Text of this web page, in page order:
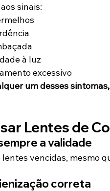
sinais:
à luz
excessivo
um desses
Lentes de
a validade
vencidas, mesmo
correta